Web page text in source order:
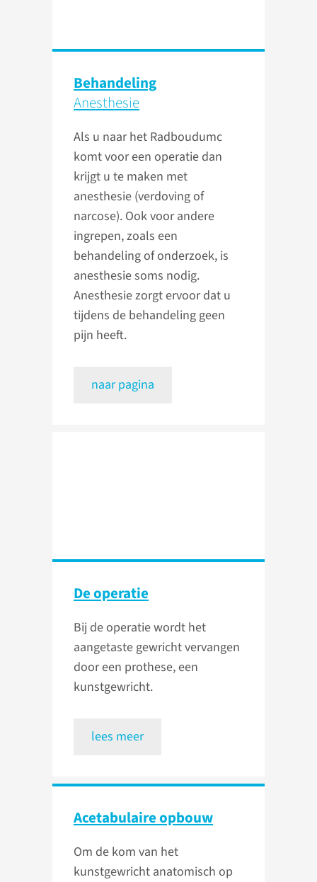
Behandeling
Anesthesie
Als u naar het Radboudumc
komt voor een operatie dan
krijgt u te maken met
anesthesie (verdoving of
narcose). Ook voor andere
ingrepen, zoals een
behandeling of onderzoek, is
anesthesie soms nodig.
Anesthesie zorgt ervoor dat u
tijdens de behandeling geen
pijn heeft.
naar pagina
De operatie
Bij de operatie wordt het
aangetaste gewricht vervangen
door een pro­these, een
kunstgewricht.
lees meer
Acetabulaire opbouw
Om de kom van het
kunstgewricht anatomisch op